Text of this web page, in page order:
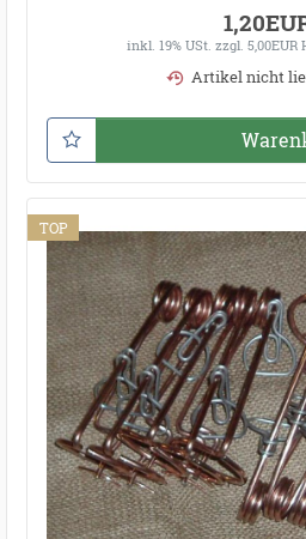
inkl. 19% USt. zzgl. 5,00EUR
Artikel nicht
TOP